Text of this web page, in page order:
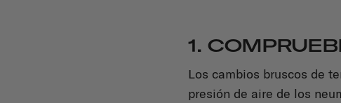
1.
Los cambios bruscos de
presión de aire de los